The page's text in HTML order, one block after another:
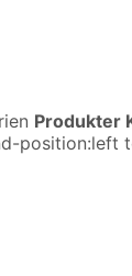
Produkter